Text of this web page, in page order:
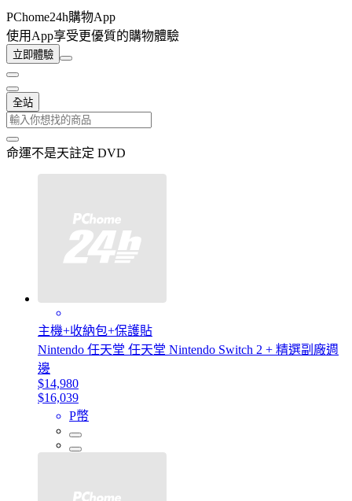
PChome24h購物App
使用App享受更優質的購物體驗
立即體驗
全站
命運不是天註定 DVD
主機+收納包+保護貼
Nintendo 任天堂 任天堂 Nintendo Switch 2 + 精選副廠週
邊
$14,980
$16,039
P幣